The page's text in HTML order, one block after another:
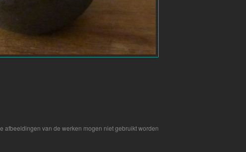
afbeeldingen van de werken mogen niet gebruikt worden